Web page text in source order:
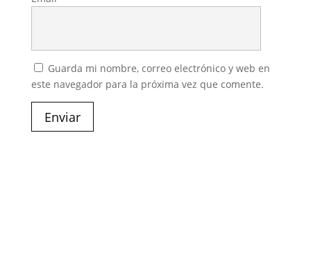
Guarda mi nombre, correo electrónico y web en
este navegador para la próxima vez que comente.
Enviar